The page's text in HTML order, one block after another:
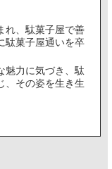
れ、駄菓子屋で善
駄菓子屋通いを卒
魅力に気づき、駄
、その姿を生き生